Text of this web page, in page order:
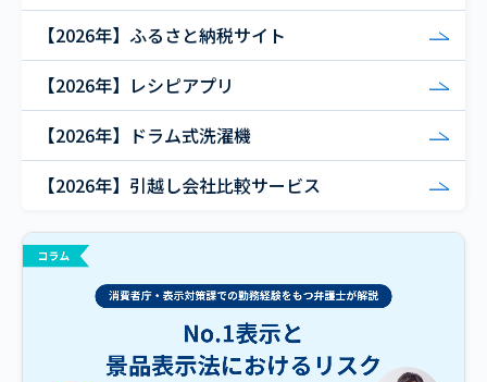
【2026年】ふるさと納税サイト
【2026年】レシピアプリ
【2026年】ドラム式洗濯機
【2026年】引越し会社比較サービス